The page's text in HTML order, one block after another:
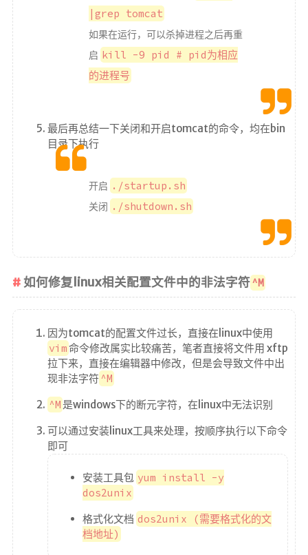
|grep tomcat
如果在运行，可以杀掉进程之后再重
启 kill -9 pid # pid为相应
的进程号
最后再总结一下关闭和开启tomcat的命令，均在bin
目录下执行
开启 ./startup.sh
关闭 ./shutdown.sh
如何修复linux相关配置文件中的非法字符^M
因为tomcat的配置文件过长，直接在linux中使用
vim命令修改属实比较痛苦，笔者直接将文件用 xftp
拉下来，直接在编辑器中修改，但是会导致文件中出
现非法字符 ^M
^M 是windows下的断元字符，在linux中无法识别
可以通过安装linux工具来处理，按顺序执行以下命令
即可
安装工具包 yum install -y
dos2unix
格式化文档 dos2unix (需要格式化的文
档地址)
RSS
奖励一杯